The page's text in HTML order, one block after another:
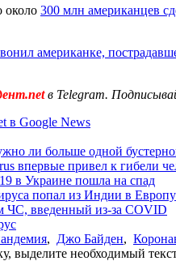
около 300 млн американцев
американке,
в Telegram.
в Google News
ли больше одной
впервые привел к гибели
в Украине пошла на спад
попал из Индии в Европу
введенный из-за COVID
, Джо Байден,
выделите необходимый